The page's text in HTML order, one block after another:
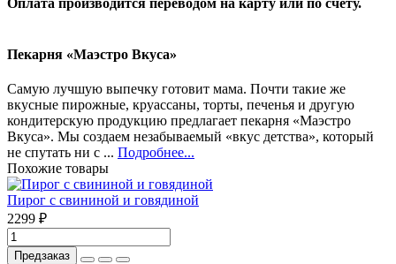
Пекарня «Маэстро Вкуса»
Самую лучшую выпечку готовит мама. Почти такие же
вкусные пирожные, круассаны, торты, печенья и другую
кондитерскую продукцию предлагает пекарня «Маэстро
Вкуса». Мы создаем незабываемый «вкус детства», который
не спутать ни с ... Подробнее...
Похожие товары
Пирог с свининой и говядиной
2299 ₽
Предзаказ